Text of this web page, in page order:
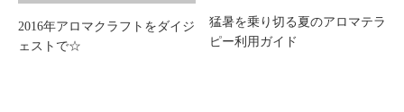
2016年アロマクラフトをダイジ
ェストで☆
猛暑を乗り切る夏のアロマテラ
ピー利用ガイド